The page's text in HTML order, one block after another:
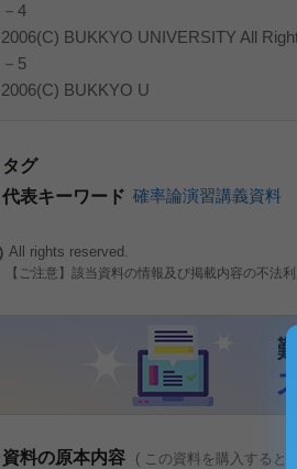
－4
2006(C) BUKKYO UNIVERSITY All
－5
2006(C) BUKKYO U
タグ
代表キーワード 確率論演習講義資料
All rights reserved.
【ご注意】該当資料の情報及び掲載内容の不法
資料の原本内容 ( この資料を購入すると